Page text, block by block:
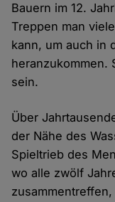
Bauern im 12.
Treppen man
kann, um auch in
heranzukommen.
sein.
Über
der Nähe des
Spieltrieb des
wo alle zwölf